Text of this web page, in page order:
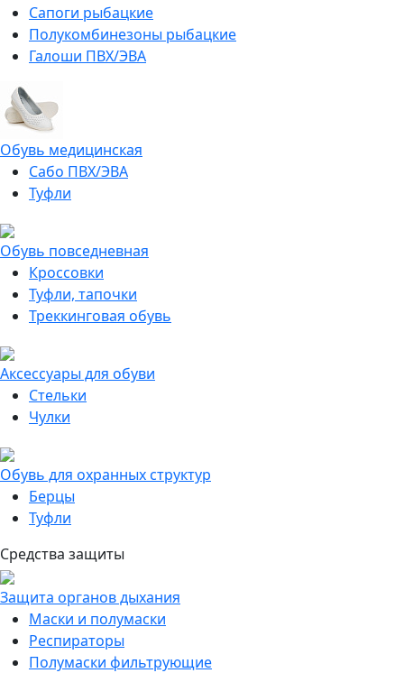
Сапоги рыбацкие
Полукомбинезоны рыбацкие
Галоши ПВХ/ЭВА
Обувь медицинская
Сабо ПВХ/ЭВА
Туфли
Обувь повседневная
Кроссовки
Туфли, тапочки
Треккинговая обувь
Аксессуары для обуви
Стельки
Чулки
Обувь для охранных структур
Берцы
Туфли
Средства защиты
Защита органов дыхания
Маски и полумаски
Респираторы
Полумаски фильтрующие